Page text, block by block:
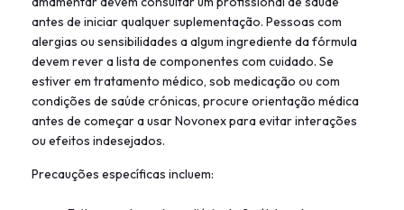
antes de iniciar qualquer suplementação. Pessoas com
alergias ou sensibilidades a algum ingrediente da fórmula
devem rever a lista de componentes com cuidado. Se
estiver em tratamento médico, sob medicação ou com
condições de saúde crónicas, procure orientação médica
antes de começar a usar Novonex para evitar interações
ou efeitos indesejados.
Precauções específicas incluem: